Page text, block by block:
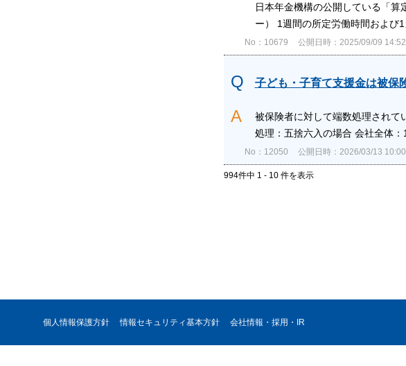
日本年金機構の公開している「
ー） 1週間の所定労働時間および1
No：10679 公開日時：2025/09/09 14:52
子ども・子育て支援金は被保
被保険者に対して端数処理され
処理：五捨六入の場合 会社全体
No：12050 公開日時：2026/03/13 10:00
994件中 1 - 10 件を表示
個人情報保護方針 情報セキュリティ基本方針 会社情報・採用・IR